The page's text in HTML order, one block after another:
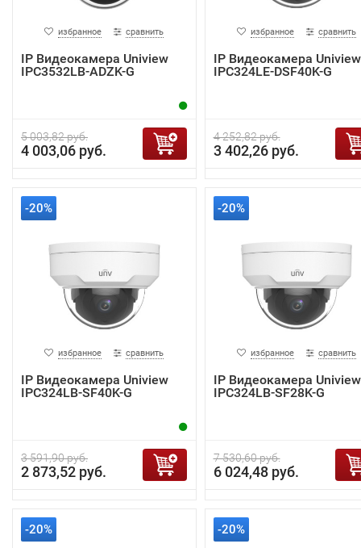
избранное сравнить
IP Видеокамера Uniview
IPC3532LB-ADZK-G
5 003,82 руб.
4 003,06 руб.
избранное сравнить
IP Видеокамера Uniview
IPC324LE-DSF40K-G
4 252,82 руб.
3 402,26 руб.
-20%
избранное сравнить
IP Видеокамера Uniview
IPC324LB-SF40K-G
3 591,90 руб.
2 873,52 руб.
-20%
избранное сравнить
IP Видеокамера Uniview
IPC324LB-SF28K-G
7 530,60 руб.
6 024,48 руб.
-20% -20%